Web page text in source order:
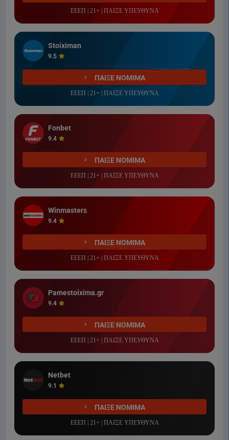
ΕΕΕΠ | 21+ | ΠΑΙΞΕ ΥΠΕΥΘΥΝΑ
Stoiximan
9.5
ΠΑΙΞΕ ΝΟΜΙΜΑ
ΕΕΕΠ | 21+ | ΠΑΙΞΕ ΥΠΕΥΘΥΝΑ
Fonbet
9.4
ΠΑΙΞΕ ΝΟΜΙΜΑ
ΕΕΕΠ | 21+ | ΠΑΙΞΕ ΥΠΕΥΘΥΝΑ
Winmasters
9.4
ΠΑΙΞΕ ΝΟΜΙΜΑ
ΕΕΕΠ | 21+ | ΠΑΙΞΕ ΥΠΕΥΘΥΝΑ
Pamestoixima.gr
9.4
ΠΑΙΞΕ ΝΟΜΙΜΑ
ΕΕΕΠ | 21+ | ΠΑΙΞΕ ΥΠΕΥΘΥΝΑ
Netbet
9.1
ΠΑΙΞΕ ΝΟΜΙΜΑ
ΕΕΕΠ | 21+ | ΠΑΙΞΕ ΥΠΕΥΘΥΝΑ